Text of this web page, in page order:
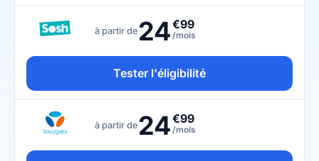
à partir de 24€99
/mois
Tester l'éligibilité
à partir de 24€99
/mois